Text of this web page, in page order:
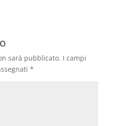
sarà pubblicato. I campi
*